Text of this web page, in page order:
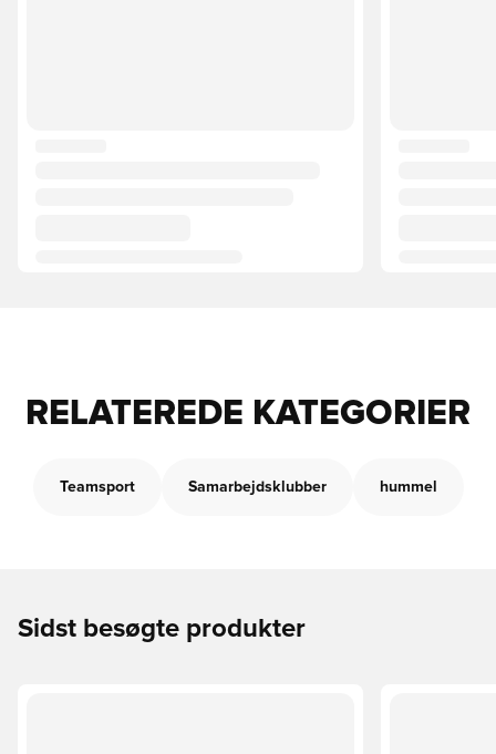
RELATEREDE KATEGORIER
Teamsport Samarbejdsklubber hummel
Sidst besøgte produkter